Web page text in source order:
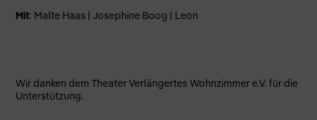
Mit: Malte Haas | Josephine Boog | Leon
Wir danken dem Theater Verlängertes Wohnzimmer e.V. für die
Unterstützung.